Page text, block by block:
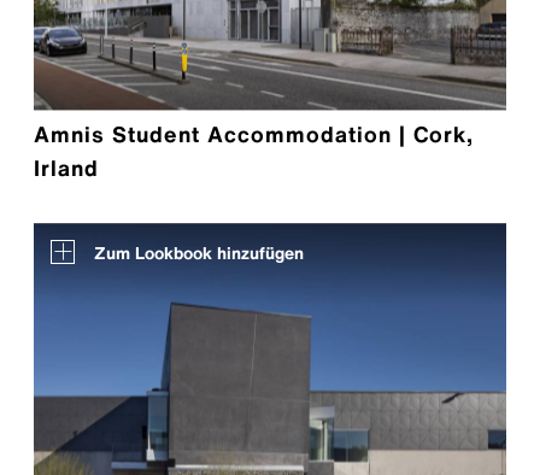
Amnis Student Accommodation | Cork,
Irland
Zum Lookbook hinzufügen